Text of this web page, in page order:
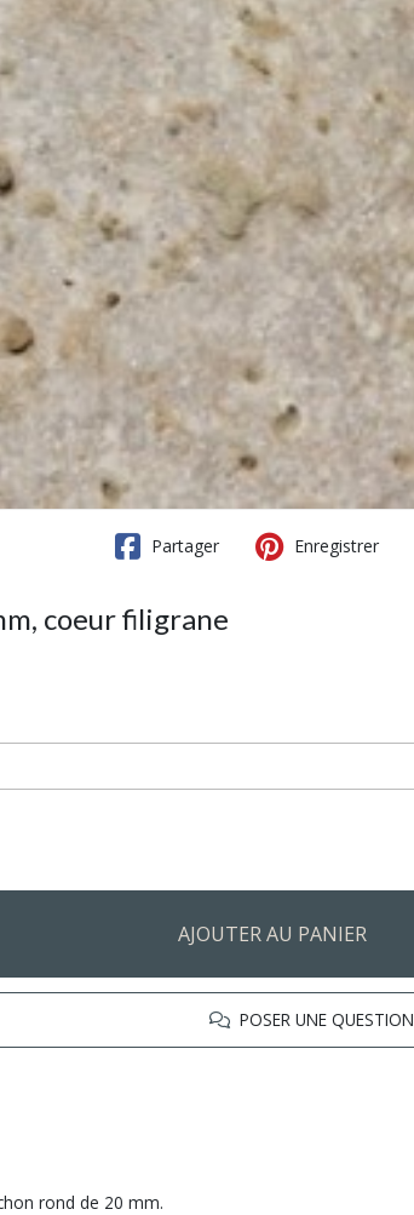
Partager Enregistrer
coeur filigrane
AJOUTER AU PANIER
POSER UNE QUESTION
rond de 20 mm.